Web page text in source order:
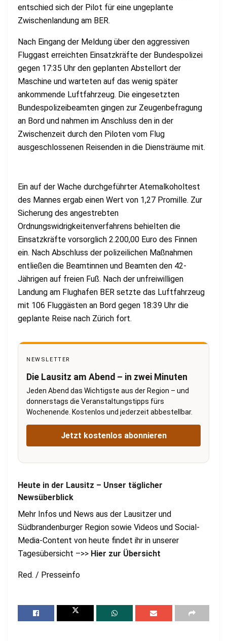
entschied sich der Pilot für eine ungeplante
Zwischenlandung am BER.
Nach Eingang der Meldung über den aggressiven
Fluggast erreichten Einsatzkräfte der Bundespolizei
gegen 17:35 Uhr den geplanten Abstellort der
Maschine und warteten auf das wenig später
ankommende Luftfahrzeug. Die eingesetzten
Bundespolizeibeamten gingen zur Zeugenbefragung
an Bord und nahmen im Anschluss den in der
Zwischenzeit durch den Piloten vom Flug
ausgeschlossenen Reisenden in die Diensträume mit.
Ein auf der Wache durchgeführter Atemalkoholtest
des Mannes ergab einen Wert von 1,27 Promille. Zur
Sicherung des angestrebten
Ordnungswidrigkeitenverfahrens behielten die
Einsatzkräfte vorsorglich 2.200,00 Euro des Finnen
ein. Nach Abschluss der polizeilichen Maßnahmen
entließen die Beamtinnen und Beamten den 42-
Jährigen auf freien Fuß. Nach der unfreiwilligen
Landung am Flughafen BER setzte das Luftfahrzeug
mit 106 Fluggästen an Bord gegen 18:39 Uhr die
geplante Reise nach Zürich fort.
NEWSLETTER
Die Lausitz am Abend – in zwei Minuten
Jeden Abend das Wichtigste aus der Region – und
donnerstags die Veranstaltungstipps fürs
Wochenende. Kostenlos und jederzeit abbestellbar.
Jetzt kostenlos abonnieren
Heute in der Lausitz – Unser täglicher
Newsüberblick
Mehr Infos und News aus der Lausitzer und
Südbrandenburger Region sowie Videos und Social-
Media-Content von heute findet ihr in unserer
Tagesübersicht –>> Hier zur Übersicht
Red. / Presseinfo